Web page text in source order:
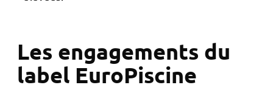
Les engagements du
label EuroPiscine